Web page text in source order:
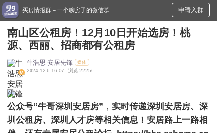
买房情报群－一个聊房子的微信群 申请入群
南山区公租房！12月10日开始选房！桃
源、西丽、招商都有公租房
牛浩思-安居先锋 媒体
2024.12.6 16:07 浏览:22256
公众号“牛哥深圳安居房”，实时传递深圳安居房、深
圳公租房、深圳人才房等相关信息！安居路上一路相